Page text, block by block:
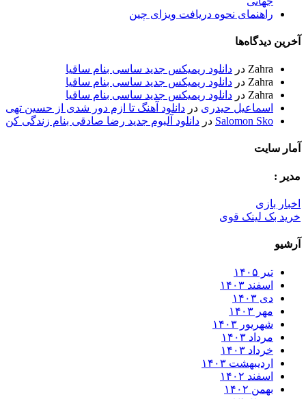
راهنمای نحوه دریافت ویزای چین
دیدگاه‌ها
Zahraدردانلود ریمیکس جدید ساسی بنام ساقیا
Zahraدردانلود ریمیکس جدید ساسی بنام ساقیا
Zahraدردانلود ریمیکس جدید ساسی بنام ساقیا
اسماعیل حیدریدردانلود آهنگ تا ازم دور شدی از حسین تهی
Salomon Skoدردانلود آلبوم جدید رضا صادقی بنام زندگی کن
سایت
:
بازی
بک لینک قوی
تیر ۱۴۰۵
اسفند ۱۴۰۳
دی ۱۴۰۳
مهر ۱۴۰۳
شهریور ۱۴۰۳
مرداد ۱۴۰۳
خرداد ۱۴۰۳
اردیبهشت ۱۴۰۳
اسفند ۱۴۰۲
بهمن ۱۴۰۲